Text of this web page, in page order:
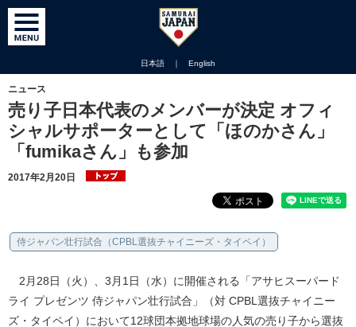
日本語 ｜ English
ニュース
売り子日本代表のメンバーが決定 オフィ
シャルサポーターとして「ほのかさん」
「fumikaさん」も参加
2017年2月20日
侍ジャパン壮行試合（CPBL選抜チャイニーズ・タイペイ）
2月28日（火）、3月1日（水）に開催される「アサヒスーパード
ライ プレゼンツ 侍ジャパン壮行試合」（対 CPBL選抜チャイニー
ズ・タイペイ）において12球団本拠地球場の人気の売り子から選抜